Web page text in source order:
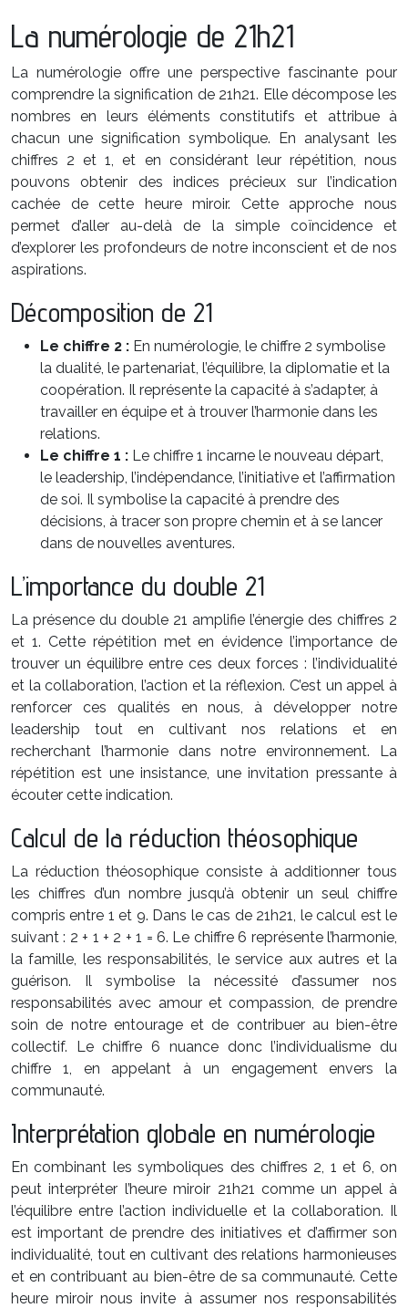
La numérologie de 21h21
La numérologie offre une perspective fascinante pour
comprendre la signification de 21h21. Elle décompose les
nombres en leurs éléments constitutifs et attribue à
chacun une signification symbolique. En analysant les
chiffres 2 et 1, et en considérant leur répétition, nous
pouvons obtenir des indices précieux sur l’indication
cachée de cette heure miroir. Cette approche nous
permet d’aller au-delà de la simple coïncidence et
d’explorer les profondeurs de notre inconscient et de nos
aspirations.
Décomposition de 21
Le chiffre 2 : En numérologie, le chiffre 2 symbolise
la dualité, le partenariat, l’équilibre, la diplomatie et la
coopération. Il représente la capacité à s’adapter, à
travailler en équipe et à trouver l’harmonie dans les
relations.
Le chiffre 1 : Le chiffre 1 incarne le nouveau départ,
le leadership, l’indépendance, l’initiative et l’affirmation
de soi. Il symbolise la capacité à prendre des
décisions, à tracer son propre chemin et à se lancer
dans de nouvelles aventures.
L’importance du double 21
La présence du double 21 amplifie l’énergie des chiffres 2
et 1. Cette répétition met en évidence l’importance de
trouver un équilibre entre ces deux forces : l’individualité
et la collaboration, l’action et la réflexion. C’est un appel à
renforcer ces qualités en nous, à développer notre
leadership tout en cultivant nos relations et en
recherchant l’harmonie dans notre environnement. La
répétition est une insistance, une invitation pressante à
écouter cette indication.
Calcul de la réduction théosophique
La réduction théosophique consiste à additionner tous
les chiffres d’un nombre jusqu’à obtenir un seul chiffre
compris entre 1 et 9. Dans le cas de 21h21, le calcul est le
suivant : 2 + 1 + 2 + 1 = 6. Le chiffre 6 représente l’harmonie,
la famille, les responsabilités, le service aux autres et la
guérison. Il symbolise la nécessité d’assumer nos
responsabilités avec amour et compassion, de prendre
soin de notre entourage et de contribuer au bien-être
collectif. Le chiffre 6 nuance donc l’individualisme du
chiffre 1, en appelant à un engagement envers la
communauté.
Interprétation globale en numérologie
En combinant les symboliques des chiffres 2, 1 et 6, on
peut interpréter l’heure miroir 21h21 comme un appel à
l’équilibre entre l’action individuelle et la collaboration. Il
est important de prendre des initiatives et d’affirmer son
individualité, tout en cultivant des relations harmonieuses
et en contribuant au bien-être de sa communauté. Cette
heure miroir nous invite à assumer nos responsabilités